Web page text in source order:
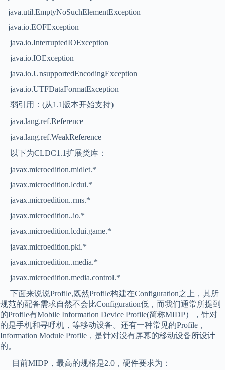
java.util.EmptyNoSuchElementException
java.io.EOFException
java.io.InterruptedIOException
java.io.IOException
java.io.UnsupportedEncodingException
java.io.UTFDataFormatException
弱引用：(从1.1版本开始支持)
java.lang.ref.Reference
java.lang.ref.WeakReference
以下为CLDC1.1扩展类库：
javax.microedition.midlet.*
javax.microedition.lcdui.*
javax.microedition..rms.*
javax.microedition..io.*
javax.microedition.lcdui.game.*
javax.microedition.pki.*
javax.microedition..media.*
javax.microedition.media.control.*
下面来说说Profile,既然Profile构建在Configuration之上，其所
规范的配备需求自然不会比Configuration低，而我们通常所提到
的Profile有Mobile Information Device Profile(简称MIDP），针对
的是手机和寻呼机，等移动设备。还有一种常见的Profile，
Information Module Profile，是针对没有屏幕的移动设备所设计
的。
目前MIDP，最高的规格是2.0，硬件要求为：